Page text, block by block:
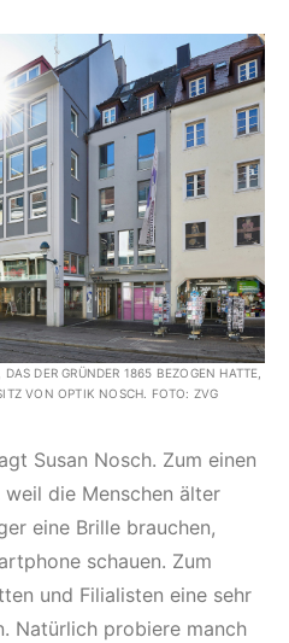
DER GRÜNDER 1865 BEZOGEN HATTE, I
VON OPTIK NOSCH. FOTO: ZVG
Susan Nosch. Zum einen
die Menschen älter
eine Brille brauchen,
schauen. Zum
und Filialisten eine sehr
Natürlich probiere manch